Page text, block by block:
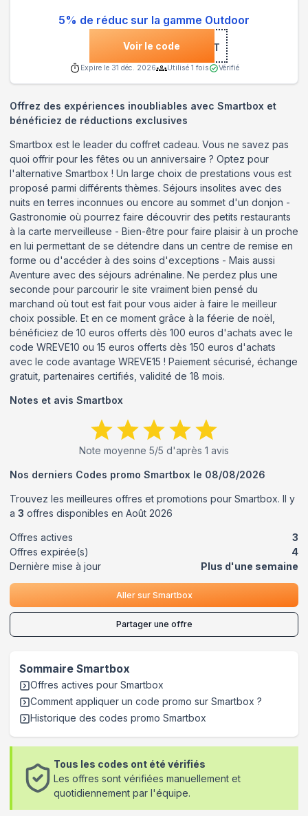
5% de réduc sur la gamme Outdoor
Voir le code***1OUT
Expire le 31 déc. 2026 Utilisé 1 fois Vérifié
Offrez des expériences inoubliables avec Smartbox et
bénéficiez de réductions exclusives
Smartbox est le leader du coffret cadeau. Vous ne savez pas
quoi offrir pour les fêtes ou un anniversaire ? Optez pour
l'alternative Smartbox ! Un large choix de prestations vous est
proposé parmi différents thèmes. Séjours insolites avec des
nuits en terres inconnues ou encore au sommet d'un donjon -
Gastronomie où pourrez faire découvrir des petits restaurants
à la carte merveilleuse - Bien-être pour faire plaisir à un proche
en lui permettant de se détendre dans un centre de remise en
forme ou d'accéder à des soins d'exceptions - Mais aussi
Aventure avec des séjours adrénaline. Ne perdez plus une
seconde pour parcourir le site vraiment bien pensé du
marchand où tout est fait pour vous aider à faire le meilleur
choix possible. Et en ce moment grâce à la féerie de noël,
bénéficiez de 10 euros offerts dès 100 euros d'achats avec le
code WREVE10 ou 15 euros offerts dès 150 euros d'achats
avec le code avantage WREVE15 ! Paiement sécurisé, échange
gratuit, partenaires certifiés, validité de 18 mois.
Notes et avis Smartbox
Note moyenne 5/5 d'après 1 avis
Nos derniers Codes promo Smartbox le 08/08/2026
Trouvez les meilleures offres et promotions pour Smartbox. Il y
a 3 offres disponibles en Août 2026
Offres actives
3
Offres expirée(s)
4
Dernière mise à jour
Plus d'une semaine
Aller sur Smartbox
Partager une offre
Sommaire Smartbox
Offres actives pour Smartbox
Comment appliquer un code promo sur Smartbox ?
Historique des codes promo Smartbox
Tous les codes ont été vérifiés
Les offres sont vérifiées manuellement et
quotidiennement par l'équipe.